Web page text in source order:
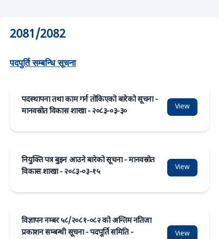
2081/2082
पदपुर्ति सम्बन्धि सूचना
पदस्थापना तथा काम गर्न तोकिएको बारेको सूचना -
मानवस्रोत विकास शाखा - २०८३-०३-३०
View
नियुक्ति पत्र बुझ्न आउने बारेको सूचना - मानवस्रोत
विकास शाखा - २०८३-०३-१५
View
विज्ञापन नम्बर ५८/२०८१-०८२ को अन्तिम नतिजा
प्रकाशन सम्बन्धी सूचना - पदपूर्ति समिति -
View